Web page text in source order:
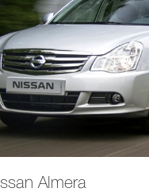
Almera